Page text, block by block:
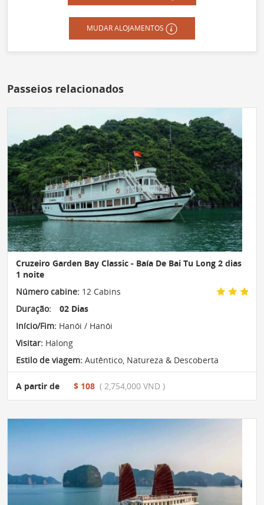
MUDAR ALOJAMENTOS
Passeios relacionados
Cruzeiro Garden Bay Classic - Baía De Bai Tu Long 2 dias
1 noite
Número cabine: 12 Cabins
Duração:
02 Dias
Início/Fim: Hanói / Hanói
Visitar: Halong
Estilo de viagem: Autêntico, Natureza & Descoberta
A partir de $ 108 ( 2,754,000 VND )